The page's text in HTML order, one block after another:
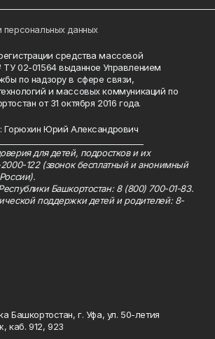
данных
средства массовой
02-01564 выданное Управлением
по надзору в сфере связи,
и массовых коммуникаций по
от 31 октября 2016 года.
Горюхин Юрий Александрович
для детей, подростков и их
122 (звонок бесплатный и анонимный
Башкортостан: 8 (800) 700-01-83.
поддержки детей и родителей: 8-
Башкортостан, г. Уфа, ул. 50-летия
каб. 912, 923